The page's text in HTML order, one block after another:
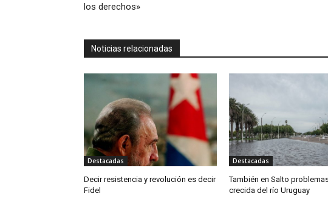
los derechos»
Noticias relacionadas
Destacadas
Decir resistencia y revolución es decir
Fidel
Destacadas
También en Salto
crecida del río Uruguay